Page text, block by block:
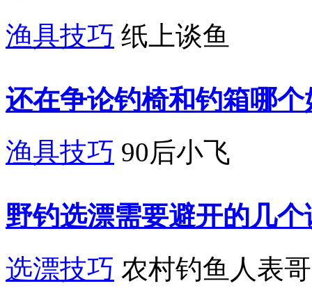
渔具技巧 纸上谈鱼
还在争论钓椅和钓箱哪
渔具技巧 90后小飞
野钓选漂需要避开的几
选漂技巧 农村钓鱼人表哥